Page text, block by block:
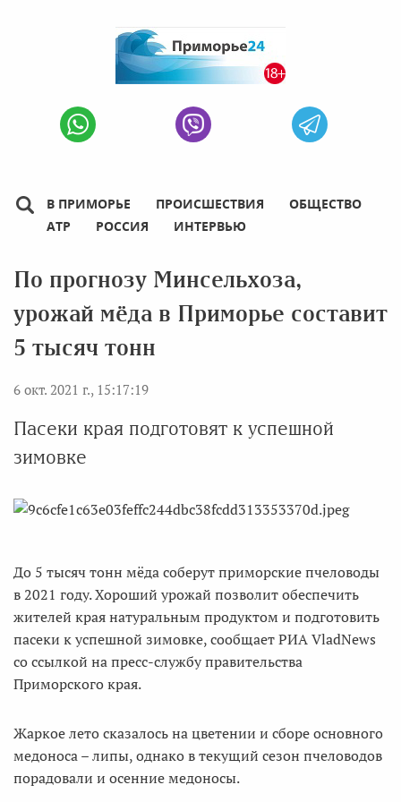
В ПРИМОРЬЕ ПРОИСШЕСТВИЯ
ОБЩЕСТВО
АТР
РОССИЯ ИНТЕРВЬЮ
По прогнозу Минсельхоза,
урожай мёда в Приморье составит
5 тысяч тонн
6 окт. 2021 г., 15:17:19
Пасеки края подготовят к успешной
зимовке
До 5 тысяч тонн мёда соберут приморские пчеловоды
в 2021 году. Хороший урожай позволит обеспечить
жителей края натуральным продуктом и подготовить
пасеки к успешной зимовке, сообщает РИА VladNews
со ссылкой на пресс-службу правительства
Приморского края.
Жаркое лето сказалось на цветении и сборе основного
медоноса – липы, однако в текущий сезон пчеловодов
порадовали и осенние медоносы.